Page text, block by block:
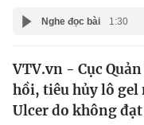
Thế giới
Giáo dục
Nghe đọc bài 1:30
VTV.vn - Cục
hồi, tiêu hủy lô gel
Ulcer do không